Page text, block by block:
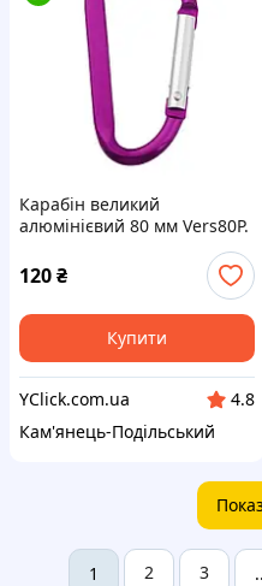
Карабін великий
алюмінієвий 80 мм Vers80P.
Брелок карабін для ключів
80mm. Карабіни для
брелоків
120₴
Купити
YClick.com.ua
4.8
Кам'янець-Подільський
1 2 3